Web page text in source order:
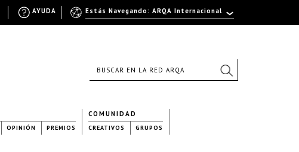
OPINIÓN PREMIOS
COMUNIDAD
CREATIVOS GRUPOS
Estás Navegando: ARQA Internacional
AYUDA